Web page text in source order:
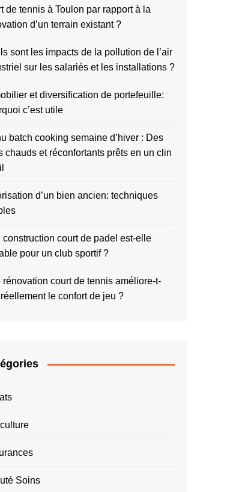
de tennis à Toulon par rapport à la
d’un terrain existant ?
sont les impacts de la pollution de l’air
sur les salariés et les installations ?
et diversification de portefeuille:
c’est utile
batch cooking semaine d’hiver : Des
chauds et réconfortants prêts en un clin
d’un bien ancien: techniques
construction court de padel est-elle
pour un club sportif ?
rénovation court de tennis améliore-t-
le confort de jeu ?
Soins